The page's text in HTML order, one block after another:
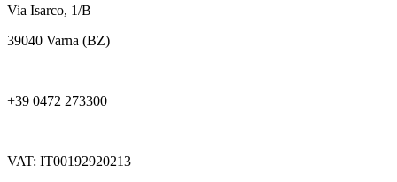
Via Isarco, 1/B
39040 Varna (BZ)
+39 0472 273300
VAT: IT00192920213